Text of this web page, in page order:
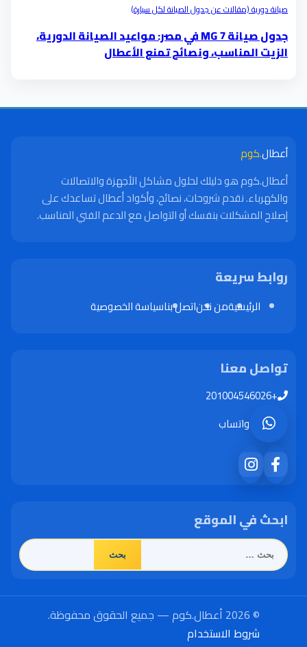
صيانة دورية (مقالات عن جدول الصيانة لكل سيارة)
جدول صيانة MG 7 في مصر: مواعيد الصيانة الدورية،
الزيت المناسب، ونصائح تمنع الأعطال
أعطال.كوم
أعطال.كوم هو دليلك لحلول مشاكل الأجهزة والاتصالات
والكهرباء. نقدم شروحات، نصائح، وأكواد أعطال تساعدك على
إصلاح المشكلات بنفسك أو التواصل مع الدعم الفني المناسب.
روابط سريعة
الرئيسيةمن نحناتصل بناسياسة الخصوصية
تواصل معنا
+201004546026
واتساب
ابحث في الموقع
البحث
عن:
© 2026 أعطال.كوم — جميع الحقوق محفوظة.
شروط الاستخدام